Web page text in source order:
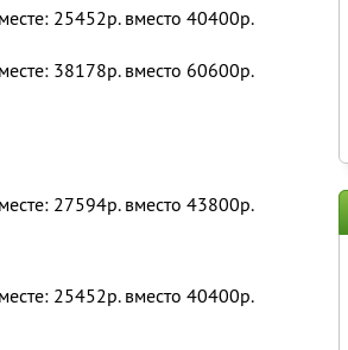
25452р. вместо 40400р.
38178р. вместо 60600р.
27594р. вместо 43800р.
25452р. вместо 40400р.